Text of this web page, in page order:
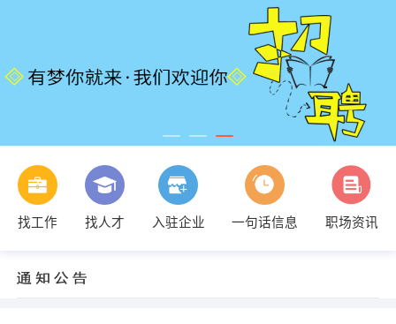
找工作 找人才 入驻企业 一句话信息 职场资讯